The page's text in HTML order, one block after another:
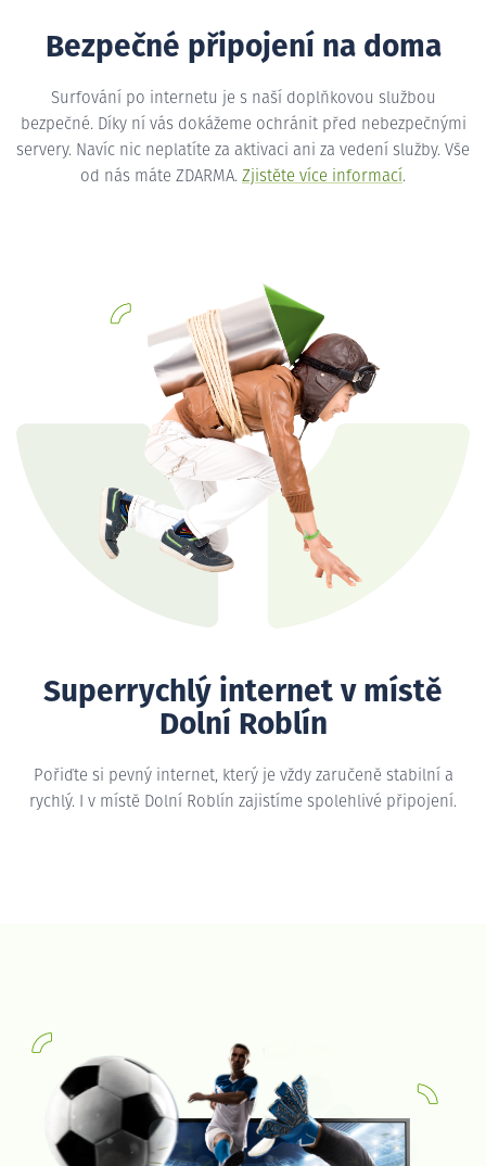
Bezpečné připojení na doma
Surfování po internetu je s naší doplňkovou službou
bezpečné. Díky ní vás dokážeme ochránit před nebezpečnými
servery. Navíc nic neplatíte za aktivaci ani za vedení služby. Vše
od nás máte ZDARMA. Zjistěte více informací.
Superrychlý internet v místě
Dolní Roblín
Pořiďte si pevný internet, který je vždy zaručeně stabilní a
rychlý. I v místě Dolní Roblín zajistíme spolehlivé připojení.